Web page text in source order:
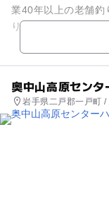
業40年以上の老舗釣
りとコイ釣りが楽し
さな子供でも釣るこ
奥中山高原センタ
岩手県二戸郡一戸町